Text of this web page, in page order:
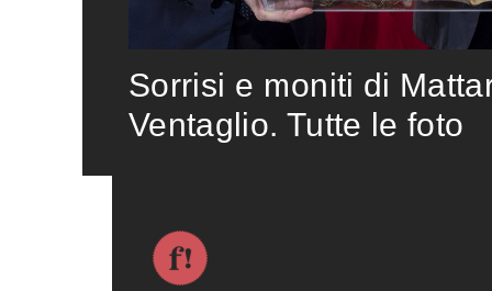
Sorrisi e moniti di
Ventaglio. Tutte le foto